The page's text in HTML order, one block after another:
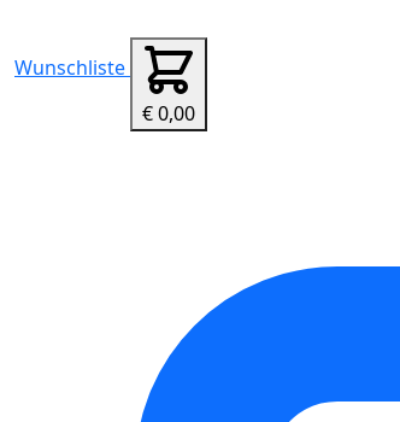
Wunschliste
€ 0,00